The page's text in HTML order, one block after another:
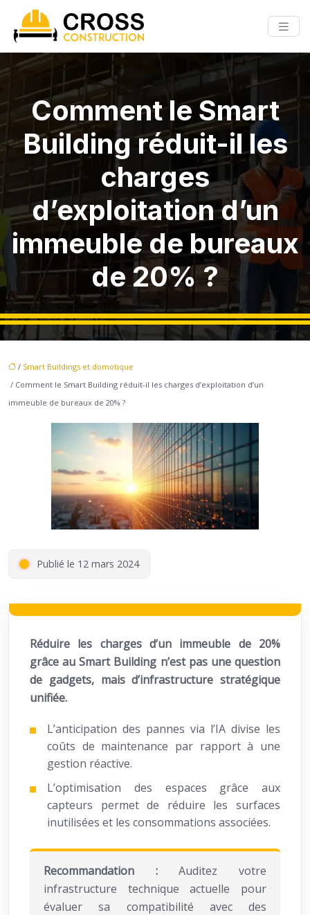
Comment le Smart
Building réduit-il les
charges
d’exploitation d’un
immeuble de bureaux
de 20% ?
/ Smart Buildings et domotique
/ Comment le Smart Building réduit-il les charges d’exploitation d’un
immeuble de bureaux de 20% ?
Publié le 12 mars 2024
Réduire les charges d’un immeuble de 20%
grâce au Smart Building n’est pas une question
de gadgets, mais d’infrastructure stratégique
unifiée.
L’anticipation des pannes via l’IA divise les
coûts de maintenance par rapport à une
gestion réactive.
L’optimisation des espaces grâce aux
capteurs permet de réduire les surfaces
inutilisées et les consommations associées.
Recommandation :Auditez votre
infrastructure technique actuelle pour
évaluer sa compatibilité avec des